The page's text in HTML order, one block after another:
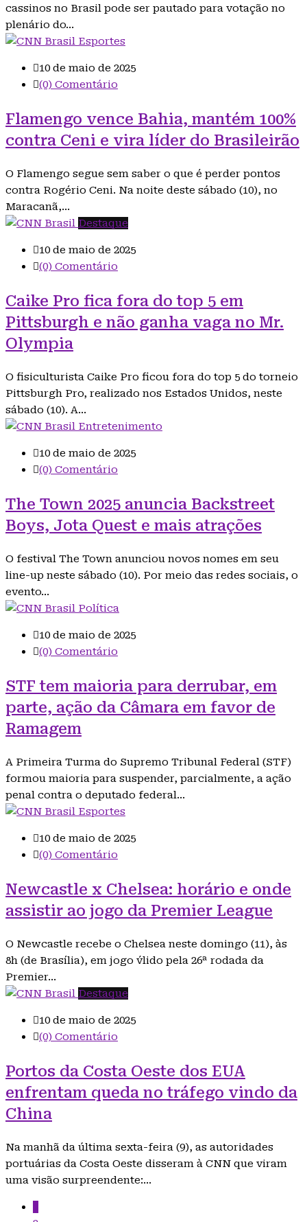
cassinos no Brasil pode ser pautado para votação no
plenário do…
Esportes
10 de maio de 2025
(0) Comentário
Flamengo vence Bahia, mantém 100%
contra Ceni e vira líder do Brasileirão
O Flamengo segue sem saber o que é perder pontos
contra Rogério Ceni. Na noite deste sábado (10), no
Maracanã,…
Destaque
10 de maio de 2025
(0) Comentário
Caike Pro fica fora do top 5 em
Pittsburgh e não ganha vaga no Mr.
Olympia
O fisiculturista Caike Pro ficou fora do top 5 do torneio
Pittsburgh Pro, realizado nos Estados Unidos, neste
sábado (10). A…
Entretenimento
10 de maio de 2025
(0) Comentário
The Town 2025 anuncia Backstreet
Boys, Jota Quest e mais atrações
O festival The Town anunciou novos nomes em seu
line-up neste sábado (10). Por meio das redes sociais, o
evento…
Política
10 de maio de 2025
(0) Comentário
STF tem maioria para derrubar, em
parte, ação da Câmara em favor de
Ramagem
A Primeira Turma do Supremo Tribunal Federal (STF)
formou maioria para suspender, parcialmente, a ação
penal contra o deputado federal…
Esportes
10 de maio de 2025
(0) Comentário
Newcastle x Chelsea: horário e onde
assistir ao jogo da Premier League
O Newcastle recebe o Chelsea neste domingo (11), às
8h (de Brasília), em jogo v´lido pela 26ª rodada da
Premier…
Destaque
10 de maio de 2025
(0) Comentário
Portos da Costa Oeste dos EUA
enfrentam queda no tráfego vindo da
China
Na manhã da última sexta-feira (9), as autoridades
portuárias da Costa Oeste disseram à CNN que viram
uma visão surpreendente:…